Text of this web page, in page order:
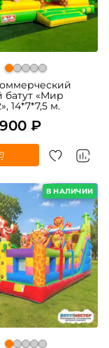
батут «Мир
14*7*7,5 м.
₽
В НАЛИЧИИ